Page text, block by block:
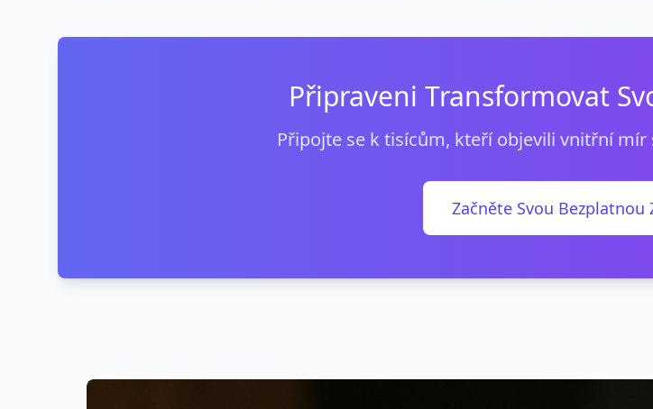
Připraveni Transformovat
Připojte se k tisícům, kteří objevili vnitřní
Začněte Svou Bezplatnou